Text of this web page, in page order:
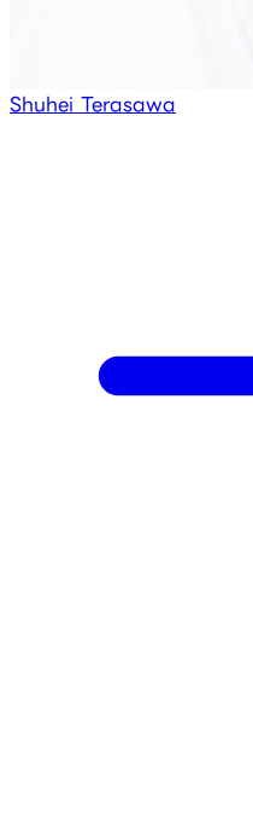
Shuhei Terasawa